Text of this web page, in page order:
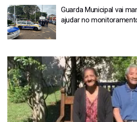
Guarda Municipal vai
ajudar no